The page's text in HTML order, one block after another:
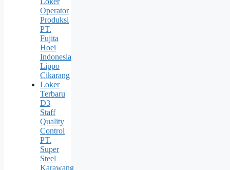
Operator
Produksi
PT.
Fujita
Hoei
Indonesia
Lippo
Cikarang
Loker
Terbaru
D3
Staff
Quality
Control
PT.
Super
Steel
Karawang